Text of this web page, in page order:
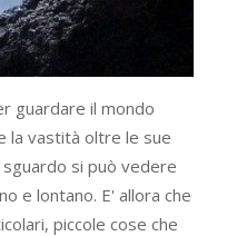
guardare il mondo
la vastità oltre le sue
si può vedere
e lontano. E' allora che
piccole cose che